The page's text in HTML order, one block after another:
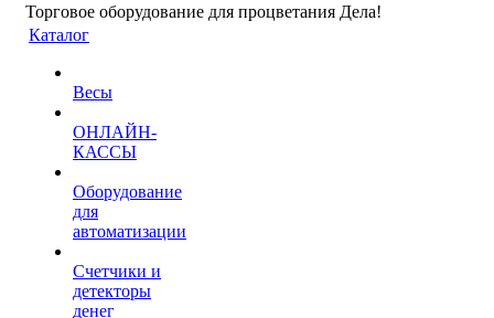
Торговое оборудование для процветания Дела!
Каталог
Весы
ОНЛАЙН-
КАССЫ
Оборудование
для
автоматизации
Счетчики и
детекторы
денег